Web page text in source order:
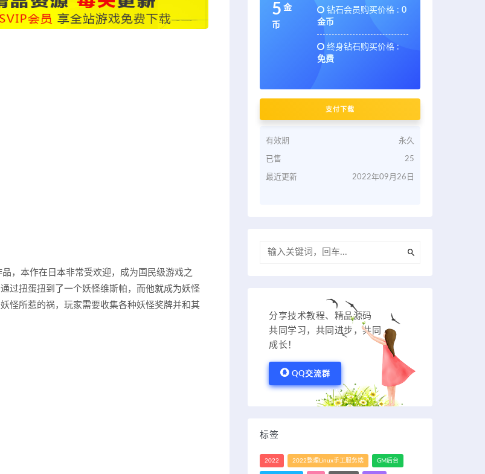
品，本作在日本非常受欢迎，成为国民级游戏之
过扭蛋扭到了一个妖怪维斯帕，而他就成为妖怪
怪所惹的祸，玩家需要收集各种妖怪奖牌并和其
5 金
币
钻石会员购买价格 : 0
金币
终身钻石购买价格 :
免费
支付下载
有效期 永久
已售 25
最近更新 2022年09月26日
分享技术教程、精品源码
共同学习，共同进步，共同
成长！
QQ交流群
标签
2022 2022整理Linux手工服务端 GM后台